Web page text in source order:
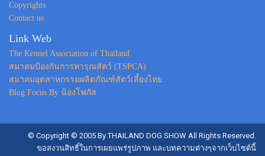
Copyrights
Contact us
Link Web
The Kennel Association of Thailand
สมาคมป้องกันการทารุณสัตว์ (TSPCA)
สมาคมอุตสาหกรรมผลิตภัณฑ์สัตว์เลี้ยงไทย
Blog Focus By น้องโฟกัส
© Copyright © 2005 By THAILAND DOG SHOW All Rights Reserved.
ขอสงวนสิทธิ์ในการเผยแพร่รูปภาพ และบทความต่างๆจากเว็บไซต์นี้